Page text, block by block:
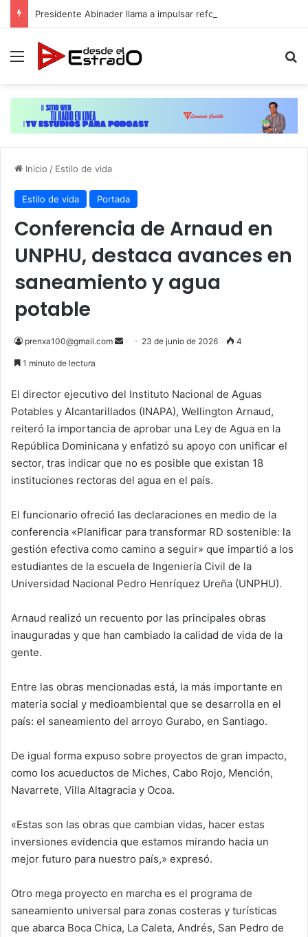
Menú
Inicio / Estilo de vida
Estilo de vida Portada
Conferencia de Arnaud en
UNPHU, destaca avances en
saneamiento y agua
potable
prenxa100@gmail.com
Send 23 de junio de 2026 4
1 minuto de lectura
El director ejecutivo del Instituto Nacional de Aguas
Potables y Alcantarillados (INAPA), Wellington Arnaud,
reiteró la importancia de aprobar una Ley de Agua en la
República Dominicana y enfatizó su apoyo con unificar el
sector, tras indicar que no es posible que existan 18
instituciones rectoras del agua en el país.
El funcionario ofreció las declaraciones en medio de la
conferencia «Planificar para transformar RD sostenible: la
gestión efectiva como camino a seguir» que impartió a los
estudiantes de la escuela de Ingeniería Civil de la
Universidad Nacional Pedro Henríquez Ureña (UNPHU).
Arnaud realizó un recuento por las principales obras
inauguradas y que han cambiado la calidad de vida de la
gente.
Entre las obras mencionadas está, la más importante en
materia social y medioambiental que se desarrolla en el
país: el saneamiento del arroyo Gurabo, en Santiago.
De igual forma expuso sobre proyectos de gran impacto,
como los acueductos de Miches, Cabo Rojo, Mención,
Navarrete, Villa Altagracia y Ocoa.
«Estas son las obras que cambian vidas, hacer estas
inversiones evidencia que estamos mirando hacia un
mejor futuro para nuestro país,» expresó.
Otro mega proyecto en marcha es el programa de
saneamiento universal para zonas costeras y turísticas
que abarca Boca Chica, La Caleta, Andrés, San Pedro de